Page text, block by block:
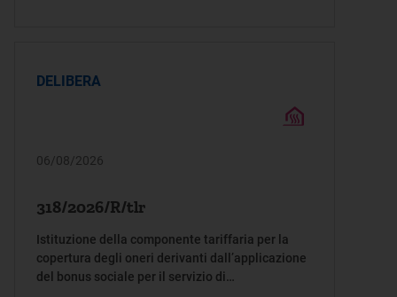
DELIBERA
06/08/2026
318/2026/R/tlr
Istituzione della componente tariffaria per la
copertura degli oneri derivanti dall’applicazione
del bonus sociale per il servizio di